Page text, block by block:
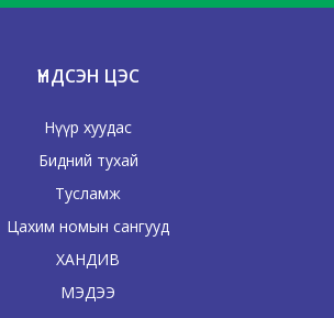
ҮНДСЭН ЦЭС
Нүүр хуудас
Бидний тухай
Тусламж
Цахим номын сангууд
ХАНДИВ
МЭДЭЭ